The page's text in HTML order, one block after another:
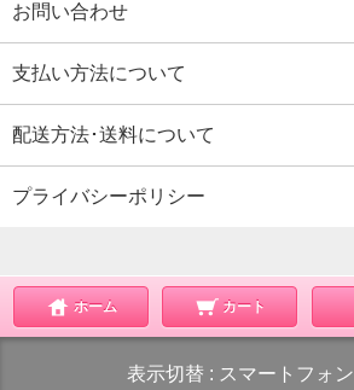
お問い合わせ
支払い方法について
配送方法･送料について
プライバシーポリシー
ホーム カート
表示切替 : スマートフォン